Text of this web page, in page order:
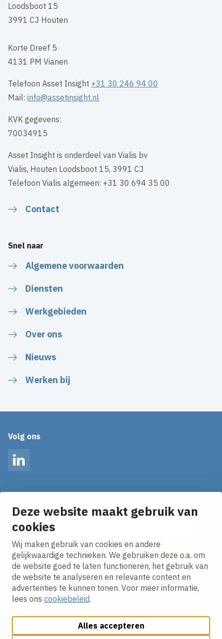
Deze website maakt gebruik van
cookies
Wij maken gebruik van cookies en andere
gelijkwaardige technieken. We gebruiken deze o.a. om
de website goed te laten functioneren, het gebruik van
de website te analyseren en relevante content en
advertenties te kunnen tonen. Voor meer informatie,
lees ons cookiebeleid.
Alles accepteren
Loodsboot 15
3991 CJ Houten
Korte Dreef 5
4131 PM Vianen
Telefoon Asset Insight +31 30 246 94 00
Mail:info@assetinsight.nl
KVK gegevens:
70034915
Asset Insight is onderdeel van Vialis bv
Vialis, Houten Loodsboot 15, 3991 CJ
Telefoon Vialis algemeen: +31 30 694 35 00
Contact
Snel naar
Algemene voorwaarden
Diensten
Werkgebieden
Over ons
Nieuws
Werken bij
Volg ons
LinkedIn
Ontvang onze nieuws alerts in je mailbox!
E-mailadres
Ik ga akkoord met hetprivacy statement.
Cookies aanpassenCookie beleidPrivacy policy